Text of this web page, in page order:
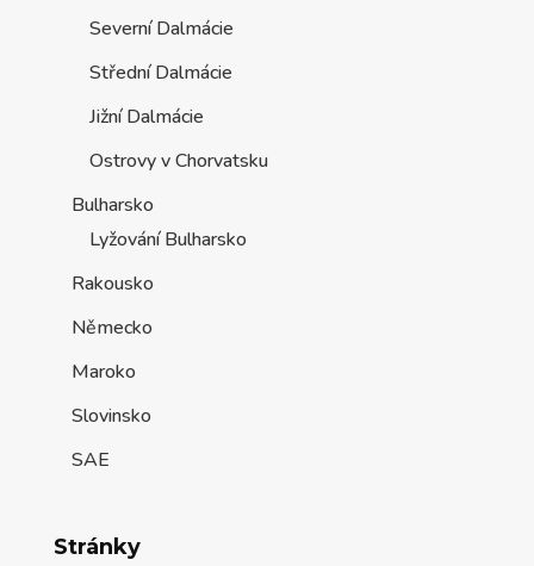
Severní Dalmácie
Střední Dalmácie
Jižní Dalmácie
Ostrovy v Chorvatsku
Bulharsko
Lyžování Bulharsko
Rakousko
Německo
Maroko
Slovinsko
SAE
Stránky